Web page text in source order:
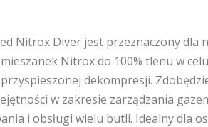
Nitrox Diver jest przeznaczony dla
Nitrox do 100% tlenu w
dekompresji.
w zakresie zarządzania
i obsługi wielu butli. Idealny dla